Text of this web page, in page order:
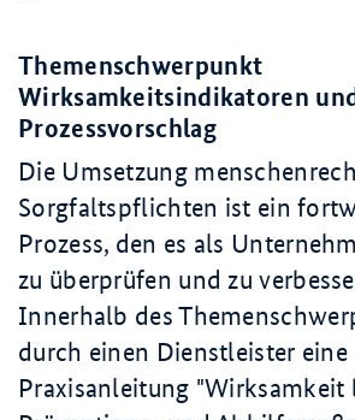
Themenschwerpunkt
Wirksamkeitsindikatoren
Prozessvorschlag
Die Umsetzung
Sorgfaltspflichten ist ein
Prozess, den es als
zu überprüfen und zu
Innerhalb des
durch einen Dienstleister eine
Praxisanleitung "Wirksamkeit